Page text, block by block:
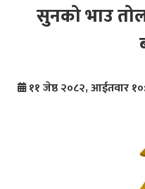
सुनको भाउ
११ जेष्ठ २०८२, आईतवार